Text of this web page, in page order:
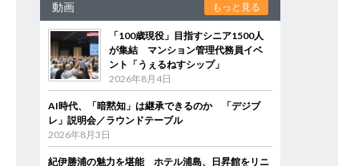
動画 もっと見る
「100歳現役」目指すシニア1500人
が集結 マンション管理代務員イベ
ント「うぇるねすシップ」
2026年8月4日
AI時代、「暗黙知」は継承できるのか 「デジブ
レ」説明会／ラウンドテーブル
2026年8月3日
紀伊勝浦の魅力を堪能 ホテル浦島、日昇館をリニ